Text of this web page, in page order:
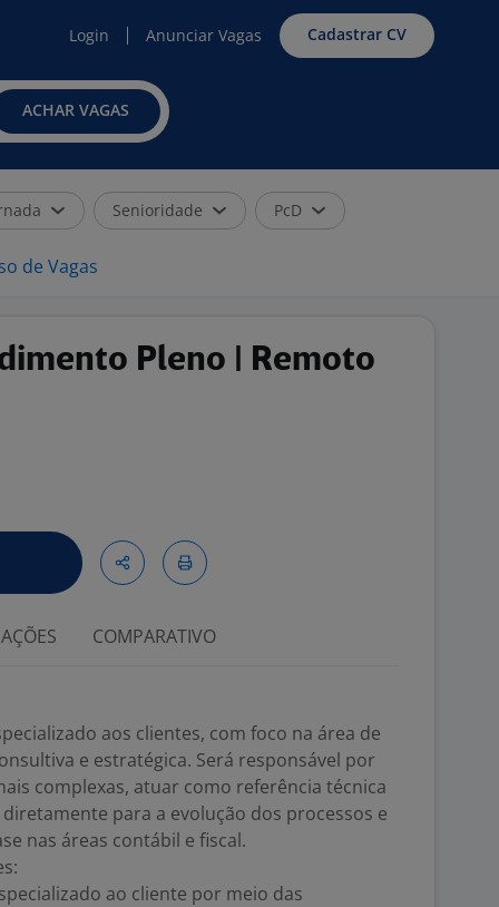
Login Anunciar Vagas Cadastrar CV
ACHAR VAGAS
Senioridade PcD
de Vagas
Pleno | Remoto
COMPARATIVO
aos clientes, com foco na área de
e estratégica. Será responsável por
complexas, atuar como referência técnica
para a evolução dos processos e
nas áreas contábil e fiscal.
ao cliente por meio das